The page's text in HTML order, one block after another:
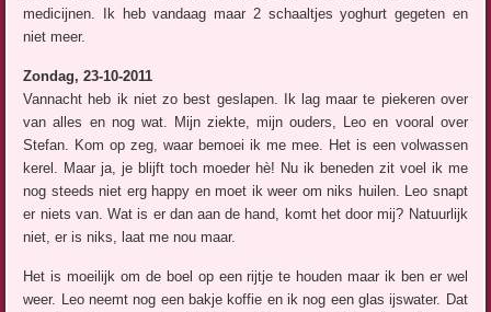
medicijnen. Ik heb vandaag maar 2 schaaltjes yoghurt gegeten en
niet meer.
Zondag, 23-10-2011
Vannacht heb ik niet zo best geslapen. Ik lag maar te piekeren over
van alles en nog wat. Mijn ziekte, mijn ouders, Leo en vooral over
Stefan. Kom op zeg, waar bemoei ik me mee. Het is een volwassen
kerel. Maar ja, je blijft toch moeder hè! Nu ik beneden zit voel ik me
nog steeds niet erg happy en moet ik weer om niks huilen. Leo snapt
er niets van. Wat is er dan aan de hand, komt het door mij? Natuurlijk
niet, er is niks, laat me nou maar.
Het is moeilijk om de boel op een rijtje te houden maar ik ben er wel
weer. Leo neemt nog een bakje koffie en ik nog een glas ijswater. Dat